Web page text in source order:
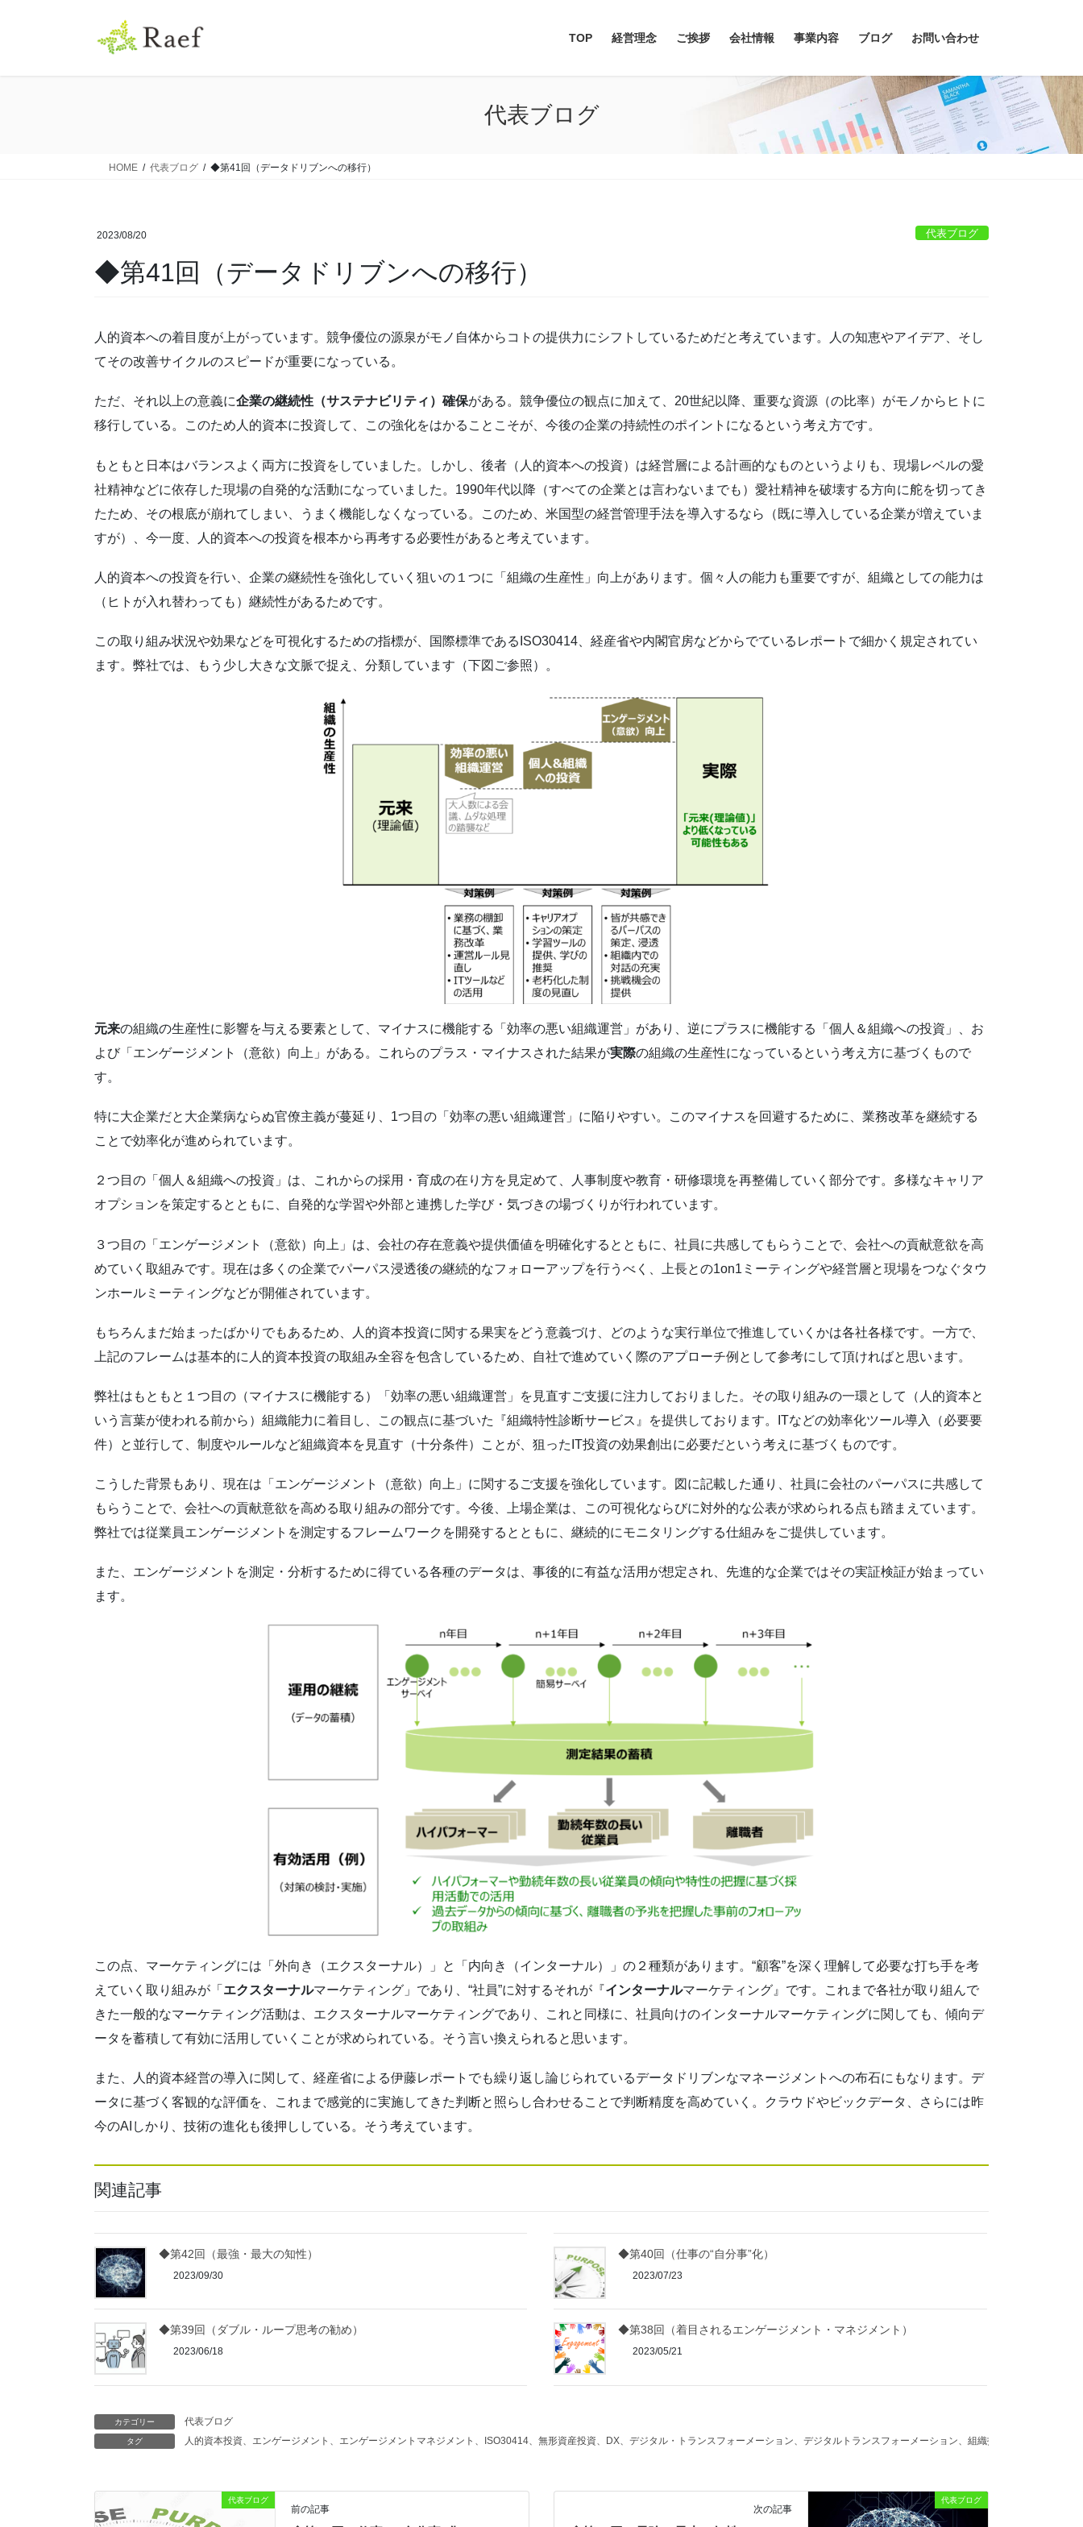
TOP 経営理念 ご挨拶 会社情報 事業内容 ブログ お問い合わせ
代表ブログ
HOME 代表ブログ ◆第41回（データドリブンへの移行）
2023/08/20 代表ブログ
◆第41回（データドリブンへの移行）
人的資本への着目度が上がっています。競争優位の源泉がモノ自体からコトの提供力にシフトしているためだと考えています。人の知恵やアイデア、そし
てその改善サイクルのスピードが重要になっている。
ただ、それ以上の意義に企業の継続性（サステナビリティ）確保がある。競争優位の観点に加えて、20世紀以降、重要な資源（の比率）がモノからヒトに
移行している。このため人的資本に投資して、この強化をはかることこそが、今後の企業の持続性のポイントになるという考え方です。
もともと日本はバランスよく両方に投資をしていました。しかし、後者（人的資本への投資）は経営層による計画的なものというよりも、現場レベルの愛
社精神などに依存した現場の自発的な活動になっていました。1990年代以降（すべての企業とは言わないまでも）愛社精神を破壊する方向に舵を切ってき
たため、その根底が崩れてしまい、うまく機能しなくなっている。このため、米国型の経営管理手法を導入するなら（既に導入している企業が増えていま
すが）、今一度、人的資本への投資を根本から再考する必要性があると考えています。
人的資本への投資を行い、企業の継続性を強化していく狙いの１つに「組織の生産性」向上があります。個々人の能力も重要ですが、組織としての能力は
（ヒトが入れ替わっても）継続性があるためです。
この取り組み状況や効果などを可視化するための指標が、国際標準であるISO30414、経産省や内閣官房などからでているレポートで細かく規定されてい
ます。弊社では、もう少し大きな文脈で捉え、分類しています（下図ご参照）。
元来の組織の生産性に影響を与える要素として、マイナスに機能する「効率の悪い組織運営」があり、逆にプラスに機能する「個人＆組織への投資」、お
よび「エンゲージメント（意欲）向上」がある。これらのプラス・マイナスされた結果が実際の組織の生産性になっているという考え方に基づくもので
す。
特に大企業だと大企業病ならぬ官僚主義が蔓延り、1つ目の「効率の悪い組織運営」に陥りやすい。このマイナスを回避するために、業務改革を継続する
ことで効率化が進められています。
２つ目の「個人＆組織への投資」は、これからの採用・育成の在り方を見定めて、人事制度や教育・研修環境を再整備していく部分です。多様なキャリア
オプションを策定するとともに、自発的な学習や外部と連携した学び・気づきの場づくりが行われています。
３つ目の「エンゲージメント（意欲）向上」は、会社の存在意義や提供価値を明確化するとともに、社員に共感してもらうことで、会社への貢献意欲を高
めていく取組みです。現在は多くの企業でパーパス浸透後の継続的なフォローアップを行うべく、上長との1on1ミーティングや経営層と現場をつなぐタウ
ンホールミーティングなどが開催されています。
もちろんまだ始まったばかりでもあるため、人的資本投資に関する果実をどう意義づけ、どのような実行単位で推進していくかは各社各様です。一方で、
上記のフレームは基本的に人的資本投資の取組み全容を包含しているため、自社で進めていく際のアプローチ例として参考にして頂ければと思います。
弊社はもともと１つ目の（マイナスに機能する）「効率の悪い組織運営」を見直すご支援に注力しておりました。その取り組みの一環として（人的資本と
いう言葉が使われる前から）組織能力に着目し、この観点に基づいた『組織特性診断サービス』を提供しております。ITなどの効率化ツール導入（必要要
件）と並行して、制度やルールなど組織資本を見直す（十分条件）ことが、狙ったIT投資の効果創出に必要だという考えに基づくものです。
こうした背景もあり、現在は「エンゲージメント（意欲）向上」に関するご支援を強化しています。図に記載した通り、社員に会社のパーパスに共感して
もらうことで、会社への貢献意欲を高める取り組みの部分です。今後、上場企業は、この可視化ならびに対外的な公表が求められる点も踏まえています。
弊社では従業員エンゲージメントを測定するフレームワークを開発するとともに、継続的にモニタリングする仕組みをご提供しています。
また、エンゲージメントを測定・分析するために得ている各種のデータは、事後的に有益な活用が想定され、先進的な企業ではその実証検証が始まってい
ます。
この点、マーケティングには「外向き（エクスターナル）」と「内向き（インターナル）」の２種類があります。“顧客”を深く理解して必要な打ち手を考
えていく取り組みが「 エクスターナルマーケティング」であり、“社員”に対するそれが『インターナルマーケティング』です。これまで各社が取り組んで
きた一般的なマーケティング活動は、エクスターナルマーケティングであり、これと同様に、社員向けのインターナルマーケティングに関しても、傾向デ
ータを蓄積して有効に活用していくことが求められている。そう言い換えられると思います。
また、人的資本経営の導入に関して、経産省による伊藤レポートでも繰り返し論じられているデータドリブンなマネージメントへの布石にもなります。デ
ータに基づく客観的な評価を、これまで感覚的に実施してきた判断と照らし合わせることで判断精度を高めていく。クラウドやビックデータ、さらには昨
今のAIしかり、技術の進化も後押ししている。そう考えています。
関連記事
◆第42回（最強・最大の知性）
2023/09/30
◆第40回（仕事の“自分事”化）
2023/07/23
◆第39回（ダブル・ループ思考の勧め）
2023/06/18
◆第38回（着目されるエンゲージメント・マネジメント）
2023/05/21
カテゴリー 代表ブログ
タグ 人的資本投資、エンゲージメント、エンゲージメントマネジメント、ISO30414、無形資産投資、DX、デジタル・トランスフォーメーション、デジタルトランスフォーメーション、組織投資、組織能力
代表ブログ
前の記事
代表ブログ
次の記事